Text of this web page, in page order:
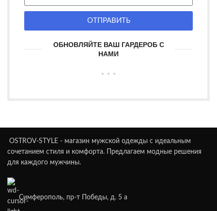
ОТПРАВИТЬ
ОБНОВЛЯЙТЕ ВАШ ГАРДЕРОБ С
НАМИ
OSTROV-STYLE - магазин мужской одежды с идеальным
сочетанием стиля и комфорта. Предлагаем модные решения
для каждого мужчины.
Симферополь, пр-т Победы, д. 5 а